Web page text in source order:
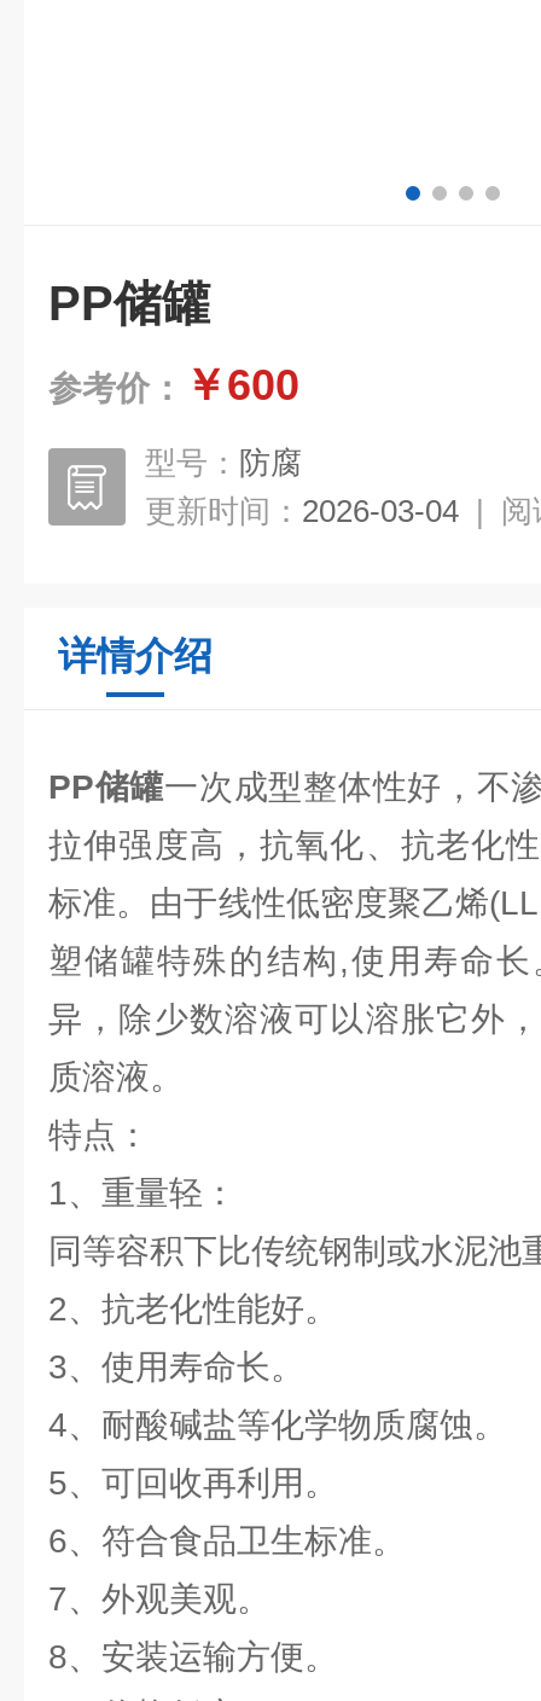
PP储罐
参考价： ￥600
型号： 防腐
更新时间： 2026-03-04 | 阅
详情介绍
PP储罐一次成型整体性好，不
拉伸强度高，抗氧化、抗老化
标准。由于线性低密度聚乙烯
塑储罐特殊的结构,使用寿命
异，除少数溶液可以溶胀它外
质溶液。
特点：
1、重量轻：
同等容积下比传统钢制或水泥池
2、抗老化性能好。
3、使用寿命长。
4、耐酸碱盐等化学物质腐蚀。
5、可回收再利用。
6、符合食品卫生标准。
7、外观美观。
8、安装运输方便。